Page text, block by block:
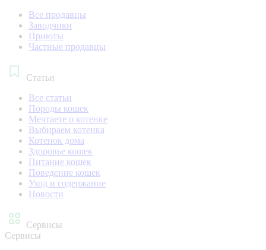
Все продавцы
Заводчики
Приюты
Частные продавцы
Статьи
Все статьи
Породы кошек
Мечтаете о котенке
Выбираем котенка
Котенок дома
Здоровье кошек
Питание кошек
Поведение кошек
Уход и содержание
Новости
Сервисы
Сервисы